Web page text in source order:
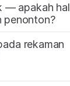
— apakah hal
penonton?
rekaman